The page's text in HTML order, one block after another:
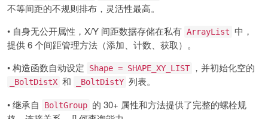
不等间距的不规则排布，灵活性最高。
• 自身无公开属性，X/Y 间距数据存储在私有 ArrayList 中，
提供 6 个间距管理方法（添加、计数、获取）。
• 构造函数自动设定
Shape = SHAPE_XY_LIST ，并初始化空的
_BoltDistX 和 _BoltDistY 列表。
• 继承自
BoltGroup 的 30+ 属性和方法提供了完整的螺栓规